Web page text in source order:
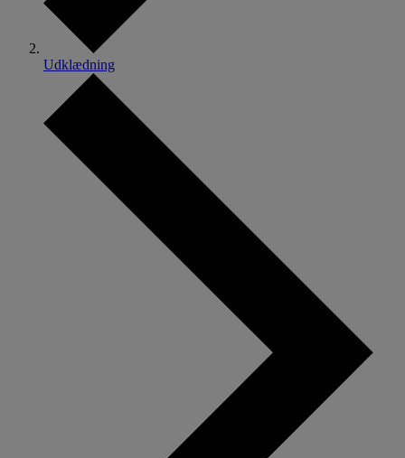
Udklædning